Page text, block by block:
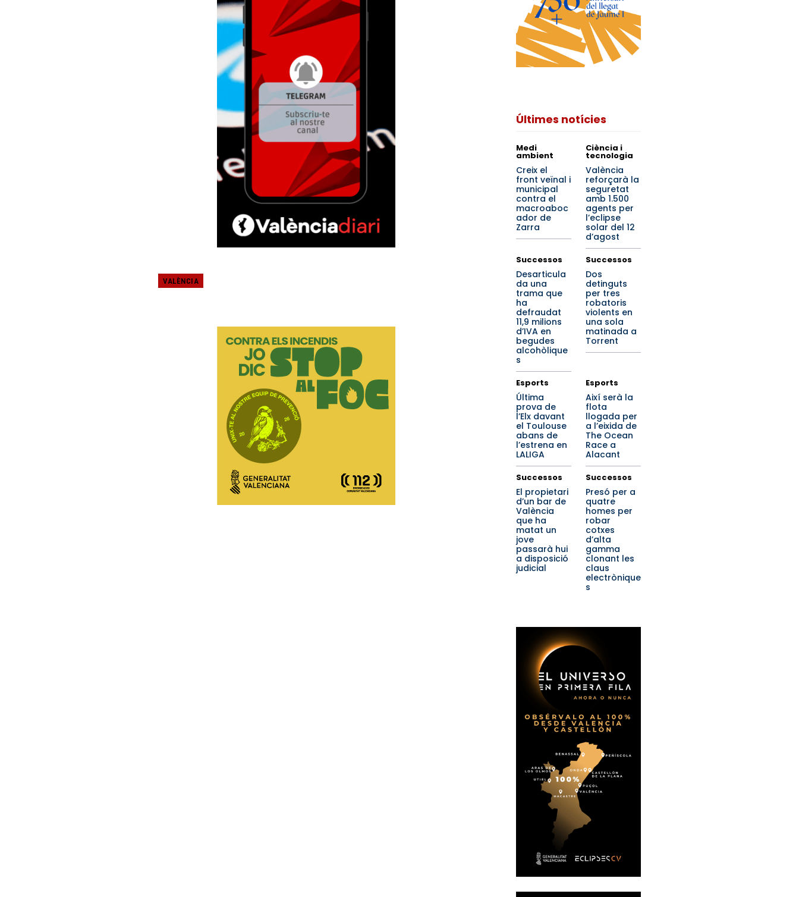
VALÈNCIA
Últimes notícies
Medi
ambient
Creix el
front veïnal i
municipal
contra el
macroaboc
ador de
Zarra
Ciència i
tecnologia
València
reforçarà la
seguretat
amb 1.500
agents per
l’eclipse
solar del 12
d’agost
Successos
Desarticula
da una
trama que
ha
defraudat
11,9 milions
d’IVA en
begudes
alcohòlique
s
Successos
Dos
detinguts
per tres
robatoris
violents en
una sola
matinada a
Torrent
Esports
Última
prova de
l’Elx davant
el Toulouse
abans de
l’estrena en
LALIGA
Esports
Així serà la
flota
llogada per
a l’eixida de
The Ocean
Race a
Alacant
Successos
El propietari
d’un bar de
València
que ha
matat un
jove
passarà hui
a disposició
judicial
Successos
Presó per a
quatre
homes per
robar
cotxes
d’alta
gamma
clonant les
claus
electrònique
s